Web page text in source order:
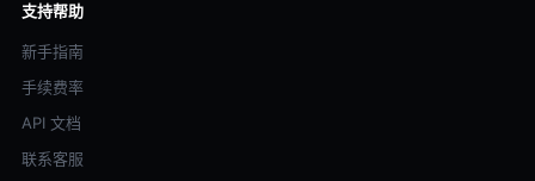
支持帮助
新手指南
手续费率
API 文档
联系客服